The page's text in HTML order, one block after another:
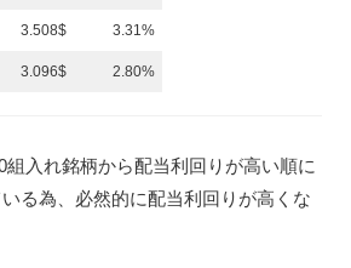
3.508$ 3.31%
3.096$ 2.80%
組入れ銘柄から配当利回りが高い順に
る為、必然的に配当利回りが高くな